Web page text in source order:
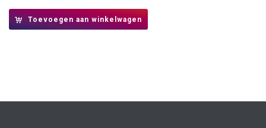
Toevoegen aan winkelwagen